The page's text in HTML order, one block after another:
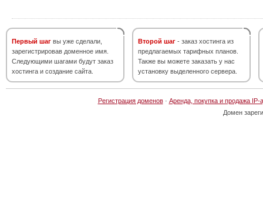
Первый шаг вы уже сделали,
зарегистрировав доменное имя.
Следующими шагами будут заказ
хостинга и создание сайта.
Второй шаг - заказ хостинга из
предлагаемых тарифных планов.
Также вы можете заказать у нас
установку выделенного сервера.
Регистрация доменов· Аренда, покупка и продажа IP-
Домен